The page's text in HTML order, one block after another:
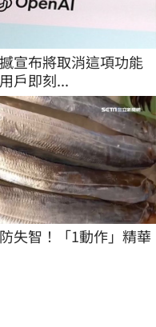
宣布將取消這項功能
戶即刻...
失智！「1動作」精華